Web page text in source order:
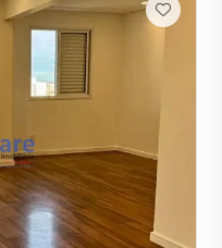
online, com
Compare você
em Guarulhos
a praticidade de
ou
inovadoras para
inquilinos e